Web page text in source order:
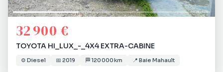
32 900 €
TOYOTA HI_LUX_-_4X4 EXTRA-CABINE
⚙️ Diesel 📅 2019 🏁 120 000 km 📍 Baie Mahault